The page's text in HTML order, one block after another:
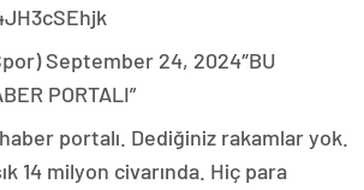
September 24, 2024″BU
PORTALI”
portalı. Dediğiniz rakamlar yok.
14 milyon civarında. Hiç para